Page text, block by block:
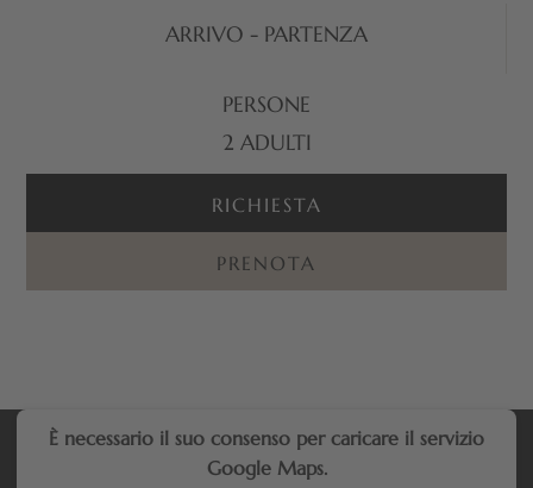
PERSONE
2 ADULTI
ARRIVO - PARTENZA
PRENOTA
RICHIESTA
È necessario il suo consenso per caricare il servizio
Google Maps.